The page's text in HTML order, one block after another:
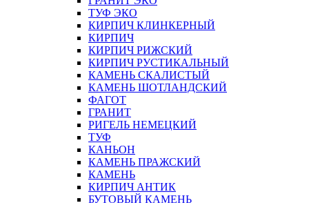
ТУФ ЭКО
КИРПИЧ КЛИНКЕРНЫЙ
КИРПИЧ
КИРПИЧ РИЖСКИЙ
КИРПИЧ РУСТИКАЛЬНЫЙ
КАМЕНЬ СКАЛИСТЫЙ
КАМЕНЬ ШОТЛАНДСКИЙ
ФАГОТ
ГРАНИТ
РИГЕЛЬ НЕМЕЦКИЙ
ТУФ
КАНЬОН
КАМЕНЬ ПРАЖСКИЙ
КАМЕНЬ
КИРПИЧ АНТИК
БУТОВЫЙ КАМЕНЬ